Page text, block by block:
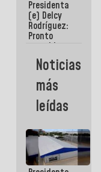
historia en
los
Centroamericanos
Presidenta
(e) Delcy
Rodríguez:
Pronto
restableceremos
las
operaciones
Aeropuerto
Internacional
de
Noticias
más
leídas